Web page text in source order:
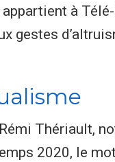
à
gestes
Thériault,
2020, le